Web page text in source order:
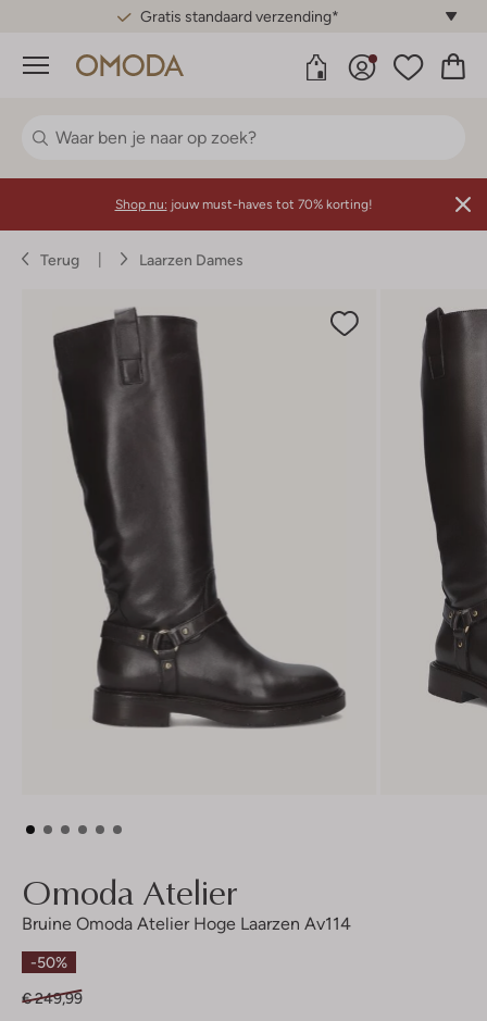
Gratis standaard verzending*
Menu
Shop nu: jouw must-haves tot 70% korting!
Terug Laarzen Dames
Omoda Atelier
Bruine Omoda Atelier Hoge Laarzen Av114
-50%
€ 249,99